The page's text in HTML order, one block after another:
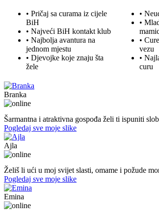
• Pričaj sa curama iz cijele
BiH
• Najveći BiH kontakt klub
• Najbolja avantura na
jednom mjestu
• Djevojke koje znaju šta
žele
•
•
•
vezu
•
curu
Branka
Šarmantna i atraktivna gospođa želi ti ispuniti
Pogledaj sve moje slike
Ajla
Želiš li ući u moj svijet slasti, omame i požude
Pogledaj sve moje slike
Emina